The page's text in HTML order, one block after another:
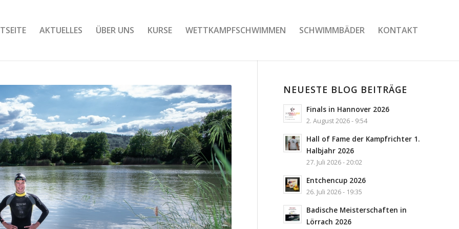
AKTUELLES ÜBER UNS KURSE WETTKAMPFSCHWIMMEN SCHWIMMBÄDER KONTAKT
NEUESTE BLOG BEITRÄGE
Finals in Hannover 2026
2. August 2026 - 9:54
Hall of Fame der Kampfrichter 1.
Halbjahr 2026
27. Juli 2026 - 20:02
Entchencup 2026
26. Juli 2026 - 19:35
Badische Meisterschaften in
Lörrach 2026